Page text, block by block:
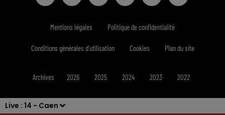
Live : 14 - Caen
Mentions légales Politique de confidentialité
Conditions générales d'utilisation Cookies Plan du site
Archives 2026 2025 2024 2023 2022